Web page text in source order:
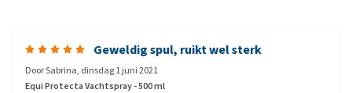
Geweldig spul, ruikt wel sterk
DoorSabrina, dinsdag 1 juni 2021
Equi Protecta Vachtspray - 500 ml